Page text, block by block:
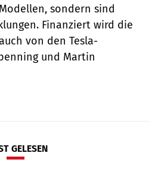
sondern sind
Finanziert wird die
von den Tesla-
und Martin
GELESEN